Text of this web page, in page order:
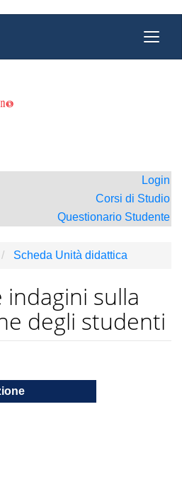
Login
Corsi di Studio
Questionario Studente
Scheda Unità didattica
indagini sulla
degli studenti